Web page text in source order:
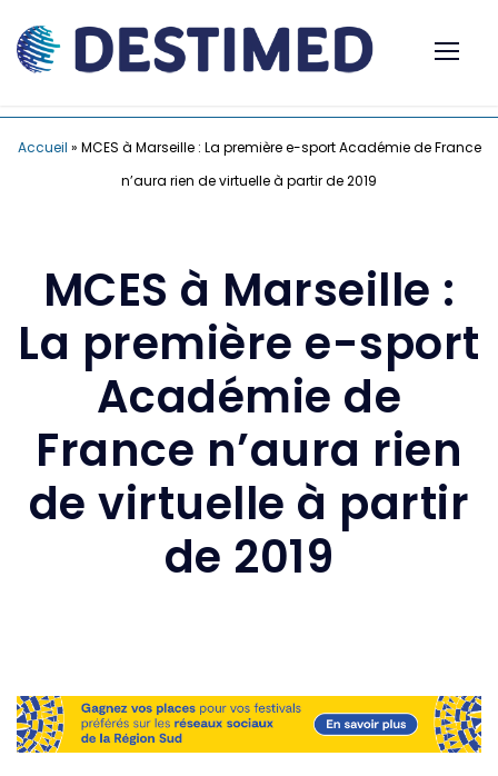
Accueil » MCES à Marseille : La première e-sport Académie de France
n’aura rien de virtuelle à partir de 2019
MCES à Marseille :
La première e-sport
Académie de
France n’aura rien
de virtuelle à partir
de 2019